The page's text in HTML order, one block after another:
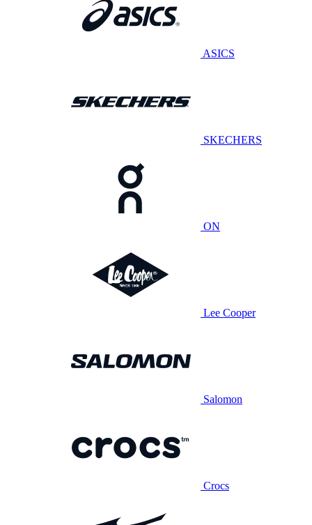
ASICS
SKECHERS
ON
Lee Cooper
Salomon
Crocs